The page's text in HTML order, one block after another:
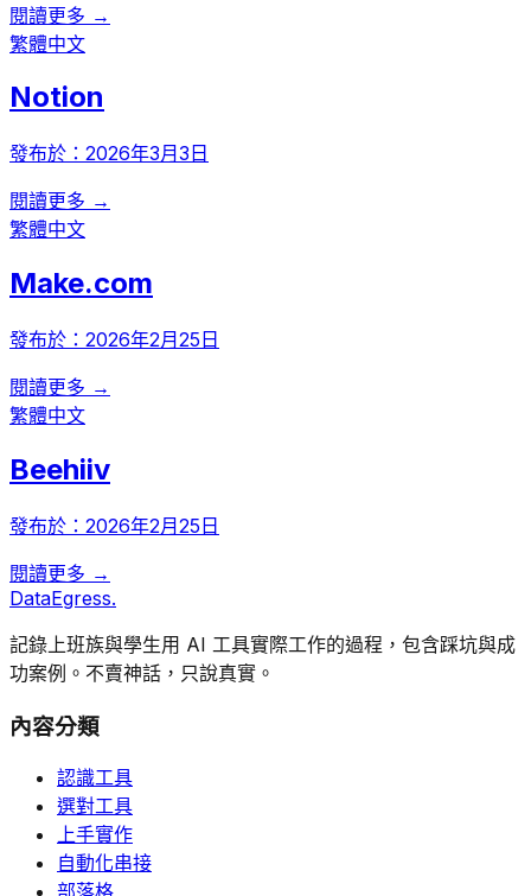
閱讀更多 →
繁體中文
Notion
發布於： 2026年3月3日
閱讀更多 →
繁體中文
Make.com
發布於： 2026年2月25日
閱讀更多 →
繁體中文
Beehiiv
發布於： 2026年2月25日
閱讀更多 →
DataEgress.
記錄上班族與學生用 AI 工具實際工作的過程，包含踩坑與成
功案例。不賣神話，只說真實。
內容分類
認識工具
選對工具
上手實作
自動化串接